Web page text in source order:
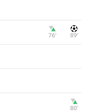
76‎’‎ 89‎’‎
80‎’‎